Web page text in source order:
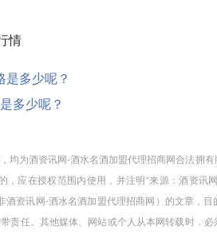
情
多少呢？
多少呢？
均为酒资讯网-酒水名酒加盟代理招商网合法拥有
应在授权范围内使用，并注明“来源：酒资讯
资讯网-酒水名酒加盟代理招商网）的文章，
责任。其他媒体、网站或个人从本网转载时，